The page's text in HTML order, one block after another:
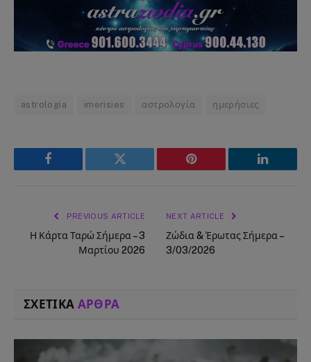
astrologia imerisies αστρολογία ημερήσιες
Facebook Twitter Pinterest LinkedIn
PREVIOUS ARTICLE
Η Κάρτα Ταρώ Σήμερα – 3
Μαρτίου 2026
NEXT ARTICLE
Ζώδια & Έρωτας Σήμερα –
3/03/2026
ΣΧΕΤΙΚΑ ΑΡΘΡΑ